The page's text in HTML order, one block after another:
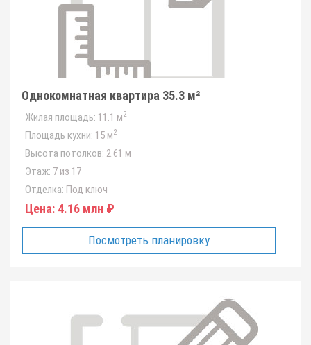
Однокомнатная квартира 35.3 м²
Жилая площадь: 11.1 м2
Площадь кухни: 15 м2
Высота потолков: 2.61 м
Этаж: 7 из 17
Отделка: Под ключ
Цена: 4.16 млн ₽
Посмотреть планировку